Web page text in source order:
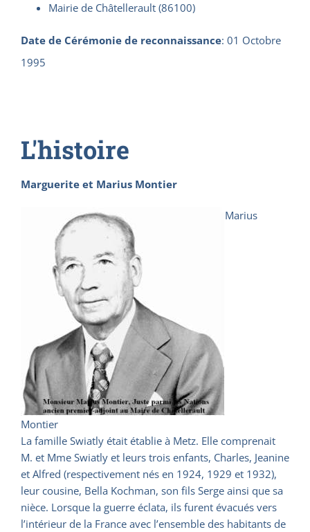
Mairie de Châtellerault (86100)
Date de Cérémonie de reconnaissance: 01 Octobre
1995
L'histoire
Marguerite et Marius Montier
Marius
Montier
La famille Swiatly était établie à Metz. Elle comprenait
M. et Mme Swiatly et leurs trois enfants, Charles, Jeanine
et Alfred (respectivement nés en 1924, 1929 et 1932),
leur cousine, Bella Kochman, son fils Serge ainsi que sa
nièce. Lorsque la guerre éclata, ils furent évacués vers
l’intérieur de la France avec l’ensemble des habitants de